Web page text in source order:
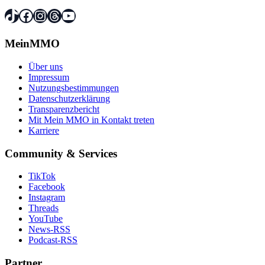
TikTok
Facebook
Instagram
Threads
YouTube
MeinMMO
Über uns
Impressum
Nutzungsbestimmungen
Datenschutzerklärung
Transparenzbericht
Mit Mein MMO in Kontakt treten
Karriere
Community & Services
TikTok
Facebook
Instagram
Threads
YouTube
News-RSS
Podcast-RSS